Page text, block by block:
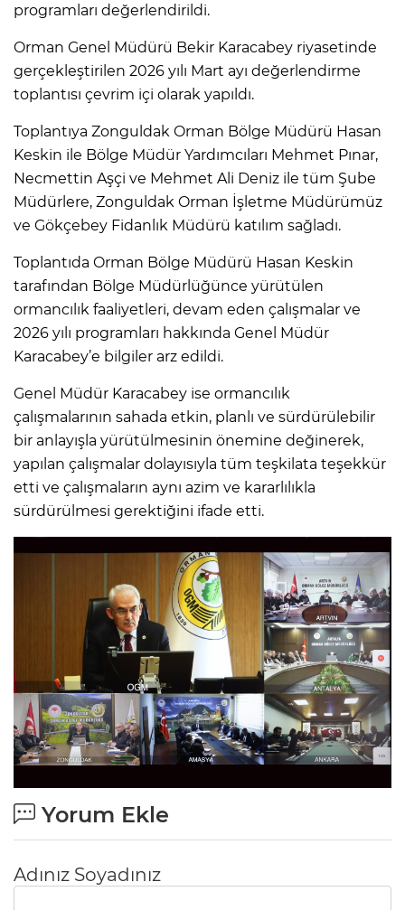
programları değerlendirildi.
Orman Genel Müdürü Bekir Karacabey riyasetinde
gerçekleştirilen 2026 yılı Mart ayı değerlendirme
toplantısı çevrim içi olarak yapıldı.
Toplantıya Zonguldak Orman Bölge Müdürü Hasan
Keskin ile Bölge Müdür Yardımcıları Mehmet Pınar,
Necmettin Aşçi ve Mehmet Ali Deniz ile tüm Şube
Müdürlere, Zonguldak Orman İşletme Müdürümüz
ve Gökçebey Fidanlık Müdürü katılım sağladı.
Toplantıda Orman Bölge Müdürü Hasan Keskin
tarafından Bölge Müdürlüğünce yürütülen
ormancılık faaliyetleri, devam eden çalışmalar ve
2026 yılı programları hakkında Genel Müdür
Karacabey’e bilgiler arz edildi.
Genel Müdür Karacabey ise ormancılık
çalışmalarının sahada etkin, planlı ve sürdürülebilir
bir anlayışla yürütülmesinin önemine değinerek,
yapılan çalışmalar dolayısıyla tüm teşkilata teşekkür
etti ve çalışmaların aynı azim ve kararlılıkla
sürdürülmesi gerektiğini ifade etti.
Yorum Ekle
Adınız Soyadınız